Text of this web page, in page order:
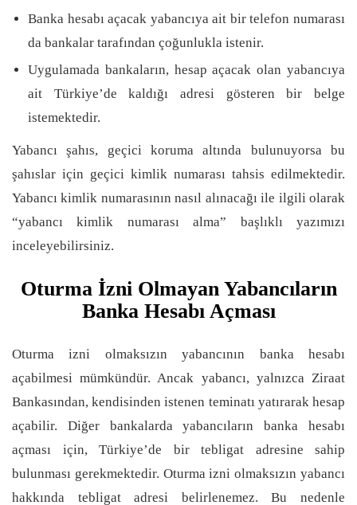
Banka hesabı açacak yabancıya ait bir telefon numarası
da bankalar tarafından çoğunlukla istenir.
Uygulamada bankaların, hesap açacak olan yabancıya
ait Türkiye’de kaldığı adresi gösteren bir belge
istemektedir.
Yabancı şahıs, geçici koruma altında bulunuyorsa bu
şahıslar için geçici kimlik numarası tahsis edilmektedir.
Yabancı kimlik numarasının nasıl alınacağı ile ilgili olarak
“yabancı kimlik numarası alma” başlıklı yazımızı
inceleyebilirsiniz.
Oturma İzni Olmayan Yabancıların
Banka Hesabı Açması
Oturma izni olmaksızın yabancının banka hesabı
açabilmesi mümkündür. Ancak yabancı, yalnızca Ziraat
Bankasından, kendisinden istenen teminatı yatırarak hesap
açabilir. Diğer bankalarda yabancıların banka hesabı
açması için, Türkiye’de bir tebligat adresine sahip
bulunması gerekmektedir. Oturma izni olmaksızın yabancı
hakkında tebligat adresi belirlenemez. Bu nedenle